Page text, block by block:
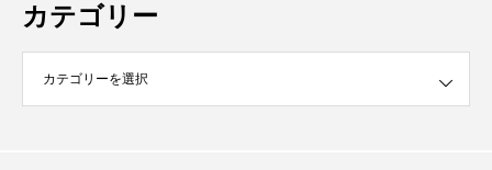
カテゴリー